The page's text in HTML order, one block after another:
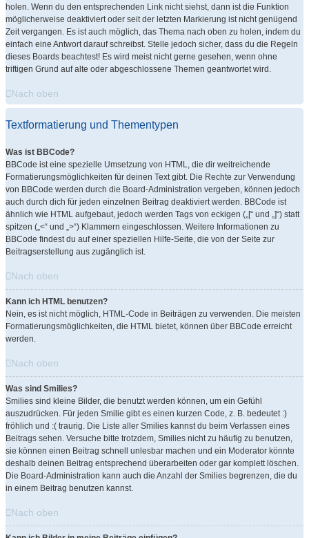
holen. Wenn du den entsprechenden Link nicht siehst, dann ist die Funktion
möglicherweise deaktiviert oder seit der letzten Markierung ist nicht genügend
Zeit vergangen. Es ist auch möglich, das Thema nach oben zu holen, indem du
einfach eine Antwort darauf schreibst. Stelle jedoch sicher, dass du die Regeln
dieses Boards beachtest! Es wird meist nicht gerne gesehen, wenn ohne
triftigen Grund auf alte oder abgeschlossene Themen geantwortet wird.
Nach oben
Textformatierung und Thementypen
Was ist BBCode?
BBCode ist eine spezielle Umsetzung von HTML, die dir weitreichende
Formatierungsmöglichkeiten für deinen Text gibt. Die Rechte zur Verwendung
von BBCode werden durch die Board-Administration vergeben, können jedoch
auch durch dich für jeden einzelnen Beitrag deaktiviert werden. BBCode ist
ähnlich wie HTML aufgebaut, jedoch werden Tags von eckigen („[“ und „]“) statt
spitzen („<“ und „>“) Klammern eingeschlossen. Weitere Informationen zu
BBCode findest du auf einer speziellen Hilfe-Seite, die von der Seite zur
Beitragserstellung aus zugänglich ist.
Nach oben
Kann ich HTML benutzen?
Nein, es ist nicht möglich, HTML-Code in Beiträgen zu verwenden. Die meisten
Formatierungsmöglichkeiten, die HTML bietet, können über BBCode erreicht
werden.
Nach oben
Was sind Smilies?
Smilies sind kleine Bilder, die benutzt werden können, um ein Gefühl
auszudrücken. Für jeden Smilie gibt es einen kurzen Code, z. B. bedeutet :)
fröhlich und :( traurig. Die Liste aller Smilies kannst du beim Verfassen eines
Beitrags sehen. Versuche bitte trotzdem, Smilies nicht zu häufig zu benutzen,
sie können einen Beitrag schnell unlesbar machen und ein Moderator könnte
deshalb deinen Beitrag entsprechend überarbeiten oder gar komplett löschen.
Die Board-Administration kann auch die Anzahl der Smilies begrenzen, die du
in einem Beitrag benutzen kannst.
Nach oben